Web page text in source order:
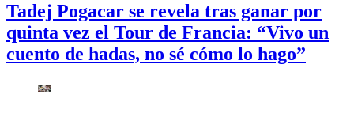
Tadej Pogacar se revela tras ganar por
quinta vez el Tour de Francia: “Vivo un
cuento de hadas, no sé cómo lo hago”